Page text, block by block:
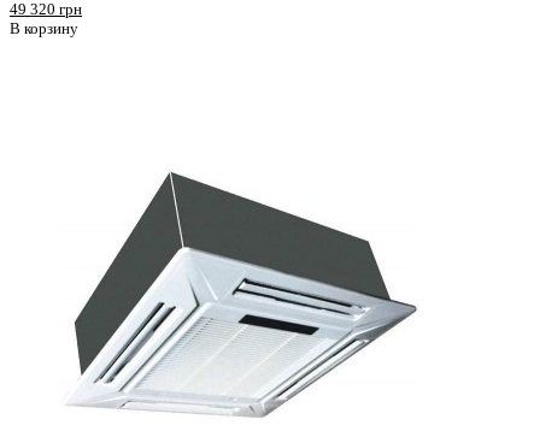
49 320 грн
В корзину